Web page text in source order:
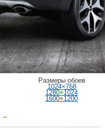
Размеры обоев
1024×768
1280×1024
1600×1200
→